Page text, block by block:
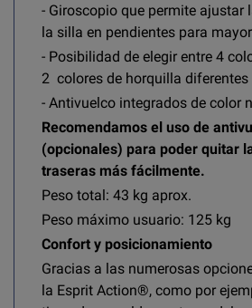
- Giroscopio que permite ajustar
la silla en pendientes para
- Posibilidad de elegir entre 4
2 colores de horquilla diferentes
- Antivuelco integrados de color
Recomendamos el uso de
(opcionales) para poder quitar
traseras más fácilmente.
Peso total: 43 kg aprox.
Peso máximo usuario: 125 kg
Confort y posicionamiento
Gracias a las numerosas
la Esprit Action®, como por